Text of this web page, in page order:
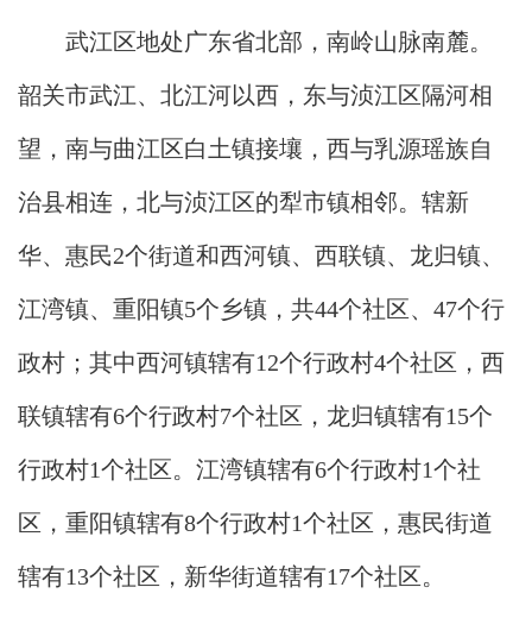
武江区地处广东省北部，南岭山脉南麓。
韶关市武江、北江河以西，东与浈江区隔河相
望，南与曲江区白土镇接壤，西与乳源瑶族自
治县相连，北与浈江区的犁市镇相邻。辖新
华、惠民2个街道和西河镇、西联镇、龙归镇、
江湾镇、重阳镇5个乡镇，共44个社区、47个行
政村；其中西河镇辖有12个行政村4个社区，西
联镇辖有6个行政村7个社区，龙归镇辖有15个
行政村1个社区。江湾镇辖有6个行政村1个社
区，重阳镇辖有8个行政村1个社区，惠民街道
辖有13个社区，新华街道辖有17个社区。